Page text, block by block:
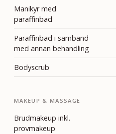
Manikyr med
paraffinbad
Paraffinbad i samband
med annan behandling
Bodyscrub
MAKEUP & MASSAGE
Brudmakeup inkl.
provmakeup